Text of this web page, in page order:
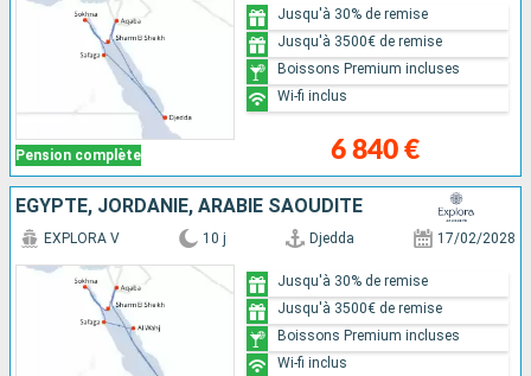
Pension complète 6 840 €
Jusqu'à 30% de remise
Jusqu'à 3500€ de remise
Boissons Premium incluses
Wi-fi inclus
EGYPTE, JORDANIE, ARABIE SAOUDITE
EXPLORA V 10 j Djedda 17/02/2028
Jusqu'à 30% de remise
Jusqu'à 3500€ de remise
Boissons Premium incluses
Wi-fi inclus